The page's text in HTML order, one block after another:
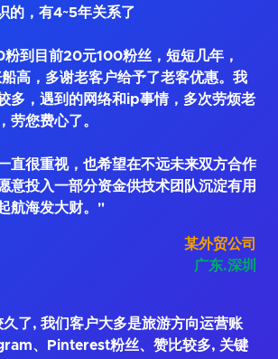
的，有4~5年关系了
到目前20元100粉丝，短短几年，
高，多谢老客户给予了老客优惠。我
多，遇到的网络和ip事情，多次劳烦老
劳您费心了。
直很重视，也希望在不远未来双方合作
意投入一部分资金供技术团队沉淀有用
航海发大财。"
某外贸公司
广东.深圳
了, 我们客户大多是旅游方向运营账
、Pinterest粉丝、赞比较多, 关键